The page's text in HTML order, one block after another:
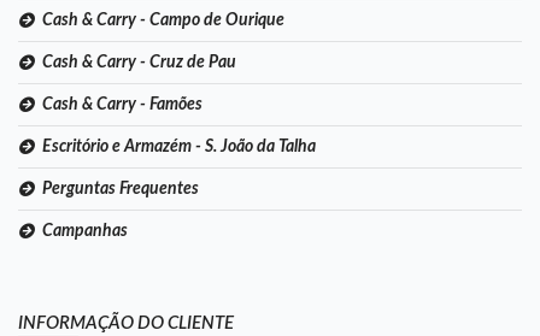
Cash & Carry - Campo de Ourique
Cash & Carry - Cruz de Pau
Cash & Carry - Famões
Escritório e Armazém - S. João da Talha
Perguntas Frequentes
Campanhas
INFORMAÇÃO DO CLIENTE